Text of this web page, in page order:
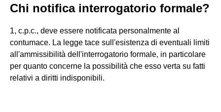
Chi notifica interrogatorio formale?
1, c.p.c., deve essere notificata personalmente al
contumace. La legge tace sull'esistenza di eventuali limiti
all'ammissibilità dell'interrogatorio formale, in particolare
per quanto concerne la possibilità che esso verta su fatti
relativi a diritti indisponibili.